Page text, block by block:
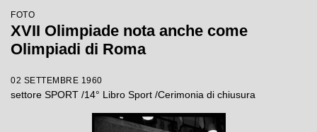
FOTO
XVII Olimpiade nota anche come
Olimpiadi di Roma
02 SETTEMBRE 1960
settore SPORT /14° Libro Sport /Cerimonia di chiusura